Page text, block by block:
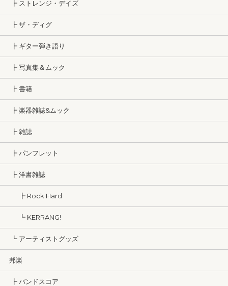
┣ ストレンジ・デイズ
┣ ザ・ディグ
┣ ギター弾き語り
┣ 写真集＆ムック
┣ 書籍
┣ 楽器雑誌&ムック
┣ 雑誌
┣ パンフレット
┣ 洋書雑誌
┣ Rock Hard
┗ KERRANG!
┗ アーティストグッズ
邦楽
┣ バンドスコア